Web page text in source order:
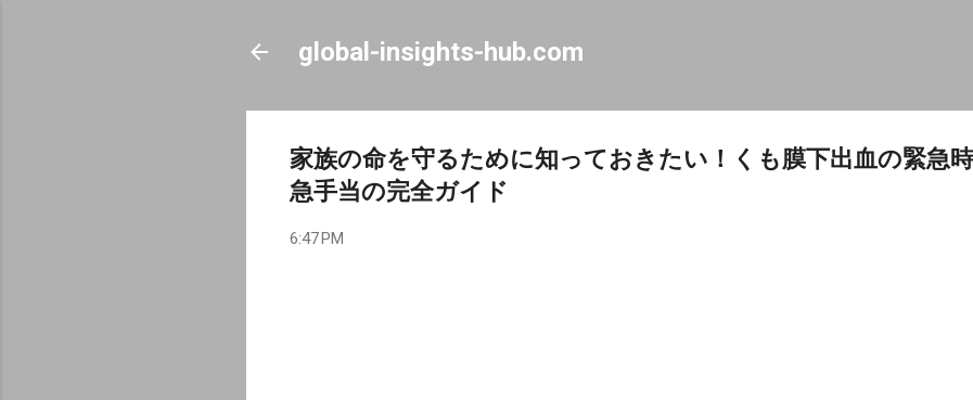
global-insights-hub.com
家族の命を守るために知っておきたい！くも膜下出血の緊急
急手当の完全ガイド
6:47 PM